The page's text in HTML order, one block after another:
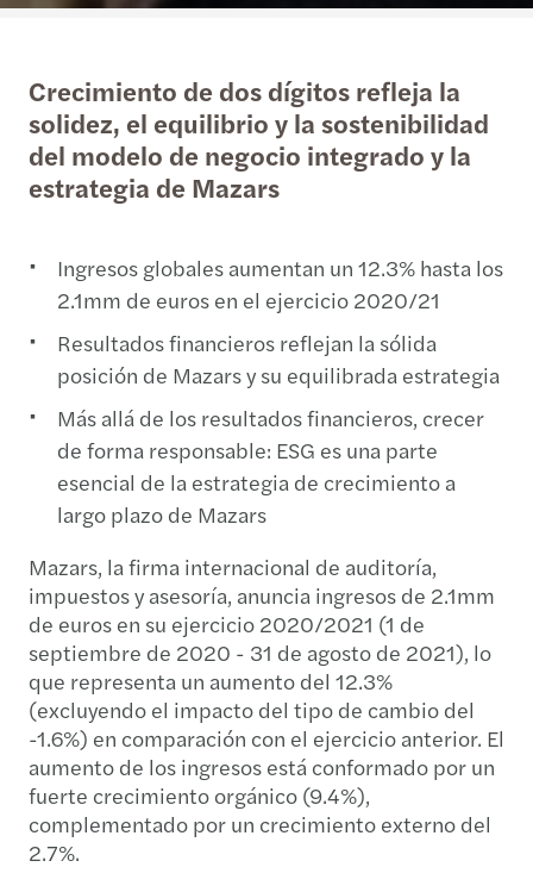
Crecimiento de dos dígitos refleja la
solidez, el equilibrio y la sostenibilidad
del modelo de negocio integrado y la
estrategia de Mazars
Ingresos globales aumentan un 12.3% hasta los
2.1mm de euros en el ejercicio 2020/21
Resultados financieros reflejan la sólida
posición de Mazars y su equilibrada estrategia
Más allá de los resultados financieros, crecer
de forma responsable: ESG es una parte
esencial de la estrategia de crecimiento a
largo plazo de Mazars
Mazars, la firma internacional de auditoría,
impuestos y asesoría, anuncia ingresos de 2.1mm
de euros en su ejercicio 2020/2021 (1 de
septiembre de 2020 - 31 de agosto de 2021), lo
que representa un aumento del 12.3%
(excluyendo el impacto del tipo de cambio del
-1.6%) en comparación con el ejercicio anterior. El
aumento de los ingresos está conformado por un
fuerte crecimiento orgánico (9.4%),
complementado por un crecimiento externo del
2.7%.